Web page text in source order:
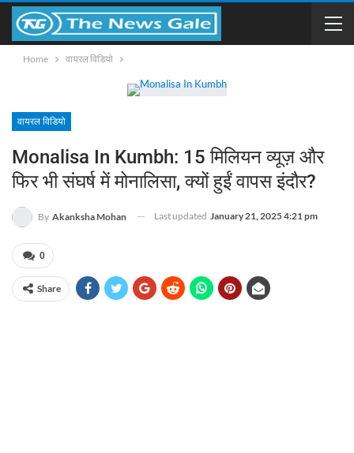
Home वायरल विडियो
वायरल विडियो
Monalisa In Kumbh: 15 मिलियन व्यूज़ और
फिर भी संघर्ष में मोनालिसा, क्यों हुईं वापस इंदौर?
By Akanksha Mohan Last updated January 21, 2025 4:21 pm
0
Share